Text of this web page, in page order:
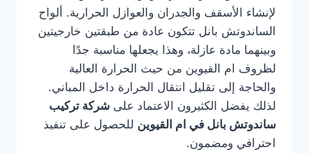
لإنشاء الأسقف والجدران والعوازل الحرارية. ألواح
الساندوتش بانل تتكون عادة من طبقتين خارجيتين
وبينهما مادة عازلة، وهذا يجعلها مناسبة جدًا
لظروف ام القيوين من حيث الحرارة العالية
والحاجة إلى تقليل انتقال الحرارة داخل المباني.
لذلك يفضل الكثيرون الاعتماد على شركة تركيب
ساندوتش بانل في ام القيوين للحصول على تنفيذ
احترافي ومضمون.